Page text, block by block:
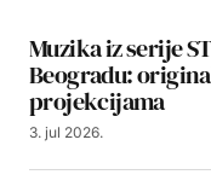
Muzika iz serije
Beogradu:
projekcijama
3. jul 2026.